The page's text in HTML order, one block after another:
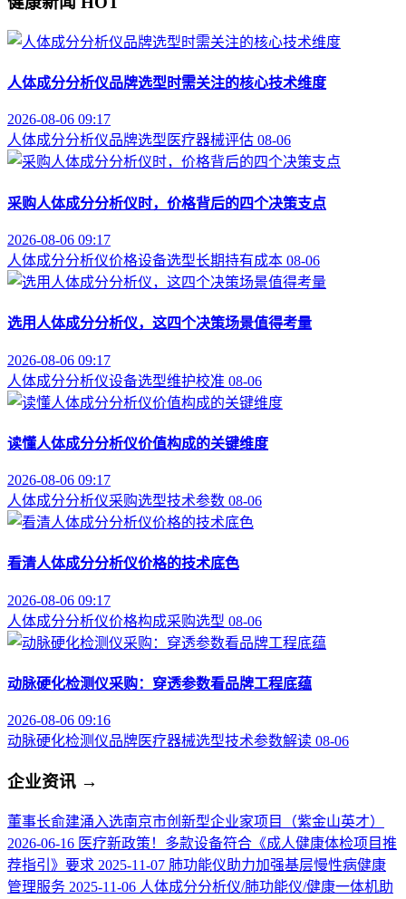
人体成分分析仪品牌选型时需关注的核心技术维度
2026-08-06 09:17
人体成分分析仪品牌选型 医疗器械评估 08-06
采购人体成分分析仪时，价格背后的四个决策支点
2026-08-06 09:17
人体成分分析仪价格设备选型长期持有成本 08-06
选用人体成分分析仪，这四个决策场景值得考量
2026-08-06 09:17
人体成分分析仪设备选型维护校准 08-06
读懂人体成分分析仪价值构成的关键维度
2026-08-06 09:17
人体成分分析仪采购选型技术参数 08-06
看清人体成分分析仪价格的技术底色
2026-08-06 09:17
人体成分分析仪价格构成采购选型 08-06
动脉硬化检测仪采购：穿透参数看品牌工程底蕴
2026-08-06 09:16
动脉硬化检测仪品牌医疗器械选型技术参数解读 08-06
企业资讯 →
董事长俞建涌入选南京市创新型企业家项目（紫金山英才）
2026-06-16 医疗新政策！多款设备符合《成人健康体检项目推
荐指引》要求 2025-11-07 肺功能仪助力加强基层慢性病健康
管理服务 2025-11-06 人体成分分析仪/肺功能仪/健康一体机助